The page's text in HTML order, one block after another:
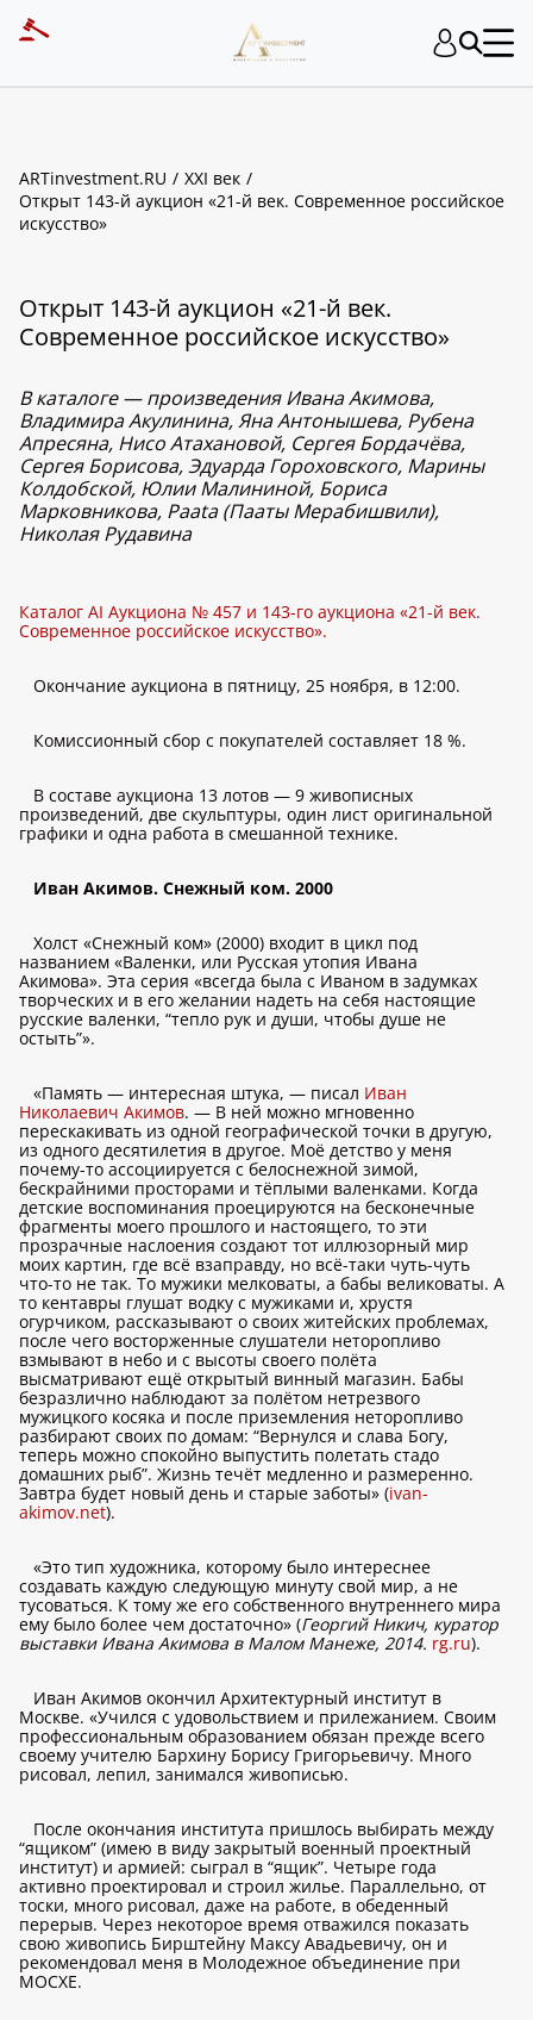
ARTinvestment.RU
XXI век
Открыт 143-й аукцион «21-й век. Современное российское
искусство»
Открыт 143-й аукцион «21-й век.
Современное российское искусство»
В каталоге — произведения Ивана Акимова,
Владимира Акулинина, Яна Антонышева, Рубена
Апресяна, Нисо Атахановой, Сергея Бордачёва,
Сергея Борисова, Эдуарда Гороховского, Марины
Колдобской, Юлии Малининой, Бориса
Марковникова, Paata (Пааты Мерабишвили),
Николая Рудавина
Каталог AI Аукциона № 457 и 143-го аукциона «21-й век.
Современное российское искусство».
Окончание аукциона в пятницу, 25 ноября, в 12:00.
Комиссионный сбор с покупателей составляет 18 %.
В составе аукциона 13 лотов — 9 живописных
произведений, две скульптуры, один лист оригинальной
графики и одна работа в смешанной технике.
Иван Акимов. Снежный ком. 2000
Холст «Снежный ком» (2000) входит в цикл под
названием «Валенки, или Русская утопия Ивана
Акимова». Эта серия «всегда была с Иваном в задумках
творческих и в его желании надеть на себя настоящие
русские валенки, “тепло рук и души, чтобы душе не
остыть”».
«Память — интересная штука, — писал Иван
Николаевич Акимов. — В ней можно мгновенно
перескакивать из одной географической точки в другую,
из одного десятилетия в другое. Моё детство у меня
почему-то ассоциируется с белоснежной зимой,
бескрайними просторами и тёплыми валенками. Когда
детские воспоминания проецируются на бесконечные
фрагменты моего прошлого и настоящего, то эти
прозрачные наслоения создают тот иллюзорный мир
моих картин, где всё взаправду, но всё-таки чуть-чуть
что-то не так. То мужики мелковаты, а бабы великоваты. А
то кентавры глушат водку с мужиками и, хрустя
огурчиком, рассказывают о своих житейских проблемах,
после чего восторженные слушатели неторопливо
взмывают в небо и с высоты своего полёта
высматривают ещё открытый винный магазин. Бабы
безразлично наблюдают за полётом нетрезвого
мужицкого косяка и после приземления неторопливо
разбирают своих по домам: “Вернулся и слава Богу,
теперь можно спокойно выпустить полетать стадо
домашних рыб”. Жизнь течёт медленно и размеренно.
Завтра будет новый день и старые заботы» (ivan-
akimov.net).
«Это тип художника, которому было интереснее
создавать каждую следующую минуту свой мир, а не
тусоваться. К тому же его собственного внутреннего мира
ему было более чем достаточно» (Георгий Никич, куратор
выставки Ивана Акимова в Малом Манеже, 2014. rg.ru).
Иван Акимов окончил Архитектурный институт в
Москве. «Учился с удовольствием и прилежанием. Своим
профессиональным образованием обязан прежде всего
своему учителю Бархину Борису Григорьевичу. Много
рисовал, лепил, занимался живописью.
После окончания института пришлось выбирать между
“ящиком” (имею в виду закрытый военный проектный
институт) и армией: сыграл в “ящик”. Четыре года
активно проектировал и строил жилье. Параллельно, от
тоски, много рисовал, даже на работе, в обеденный
перерыв. Через некоторое время отважился показать
свою живопись Бирштейну Максу Авадьевичу, он и
рекомендовал меня в Молодежное объединение при
МОСХЕ.